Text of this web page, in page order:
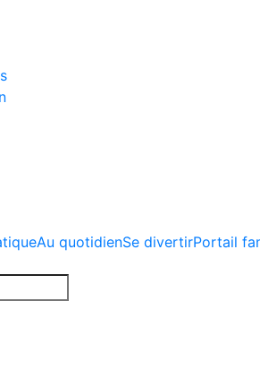
Au quotidienSe divertirPortail